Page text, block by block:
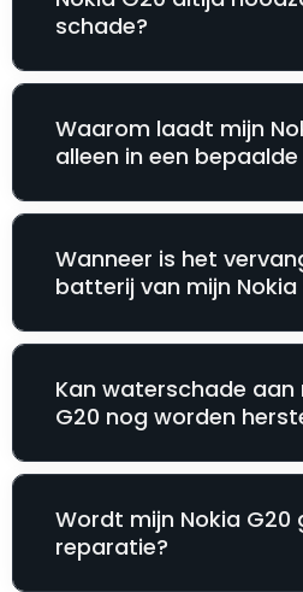
schade?
Waarom laadt mijn
alleen in een
Wanneer is het
batterij van mijn Nokia
Kan waterschade aan
G20 nog worden
Wordt mijn Nokia G20
reparatie?